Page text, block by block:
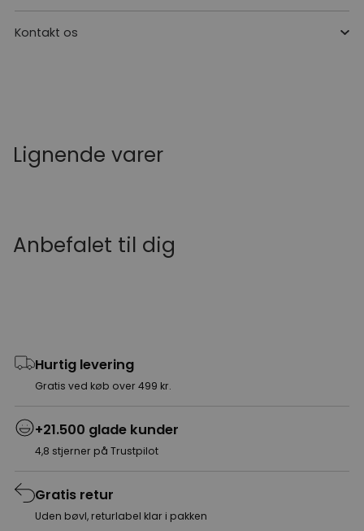
Kontakt os
Lignende varer
Anbefalet til dig
Hurtig levering
Gratis ved køb over 499 kr.
+21.500 glade kunder
4,8 stjerner på Trustpilot
Gratis retur
Uden bøvl, returlabel klar i pakken